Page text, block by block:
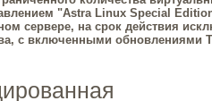
"Astra Linux Special
сервере, на срок действия
с включенными обновлениями